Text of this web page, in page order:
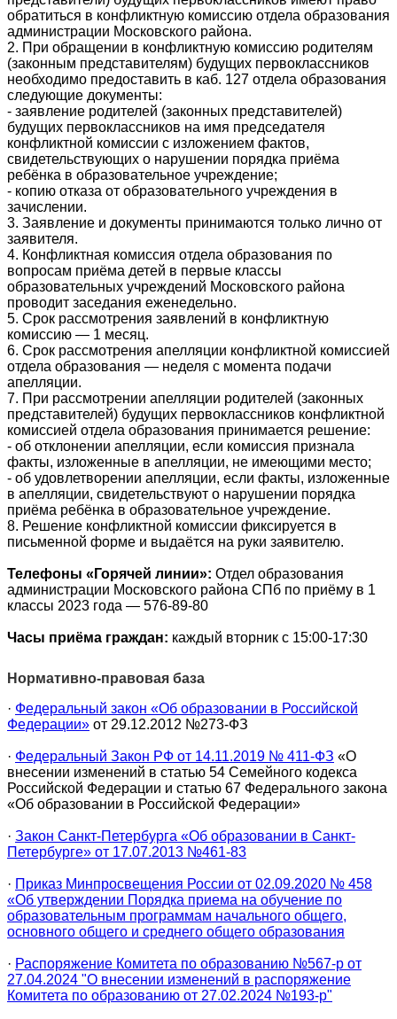
обратиться в конфликтную комиссию отдела образования
администрации Московского района.
2. При обращении в конфликтную комиссию родителям
(законным представителям) будущих первоклассников
необходимо предоставить в каб. 127 отдела образования
следующие документы:
- заявление родителей (законных представителей)
будущих первоклассников на имя председателя
конфликтной комиссии с изложением фактов,
свидетельствующих о нарушении порядка приёма
ребёнка в образовательное учреждение;
- копию отказа от образовательного учреждения в
зачислении.
3. Заявление и документы принимаются только лично от
заявителя.
4. Конфликтная комиссия отдела образования по
вопросам приёма детей в первые классы
образовательных учреждений Московского района
проводит заседания еженедельно.
5. Срок рассмотрения заявлений в конфликтную
комиссию — 1 месяц.
6. Срок рассмотрения апелляции конфликтной комиссией
отдела образования — неделя с момента подачи
апелляции.
7. При рассмотрении апелляции родителей (законных
представителей) будущих первоклассников конфликтной
комиссией отдела образования принимается решение:
- об отклонении апелляции, если комиссия признала
факты, изложенные в апелляции, не имеющими место;
- об удовлетворении апелляции, если факты, изложенные
в апелляции, свидетельствуют о нарушении порядка
приёма ребёнка в образовательное учреждение.
8. Решение конфликтной комиссии фиксируется в
письменной форме и выдаётся на руки заявителю.
Телефоны «Горячей линии»: Отдел образования
администрации Московского района СПб по приёму в 1
классы 2023 года — 576-89-80
Часы приёма граждан: каждый вторник с 15:00-17:30
Нормативно-правовая база
· Федеральный закон «Об образовании в Российской
Федерации» от 29.12.2012 №273-ФЗ
· Федеральный Закон РФ от 14.11.2019 № 411-ФЗ «О
внесении изменений в статью 54 Семейного кодекса
Российской Федерации и статью 67 Федерального закона
«Об образовании в Российской Федерации»
· Закон Санкт-Петербурга «Об образовании в Санкт-
Петербурге» от 17.07.2013 №461-83
· Приказ Минпросвещения России от 02.09.2020 № 458
«Об утверждении Порядка приема на обучение по
образовательным программам начального общего,
основного общего и среднего общего образования
· Распоряжение Комитета по образованию №567-р от
27.04.2024 "О внесении изменений в распоряжение
Комитета по образованию от 27.02.2024 №193-р"